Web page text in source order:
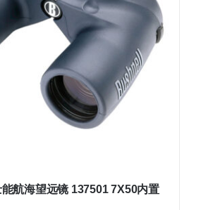
航海望远镜 137501 7X50内置